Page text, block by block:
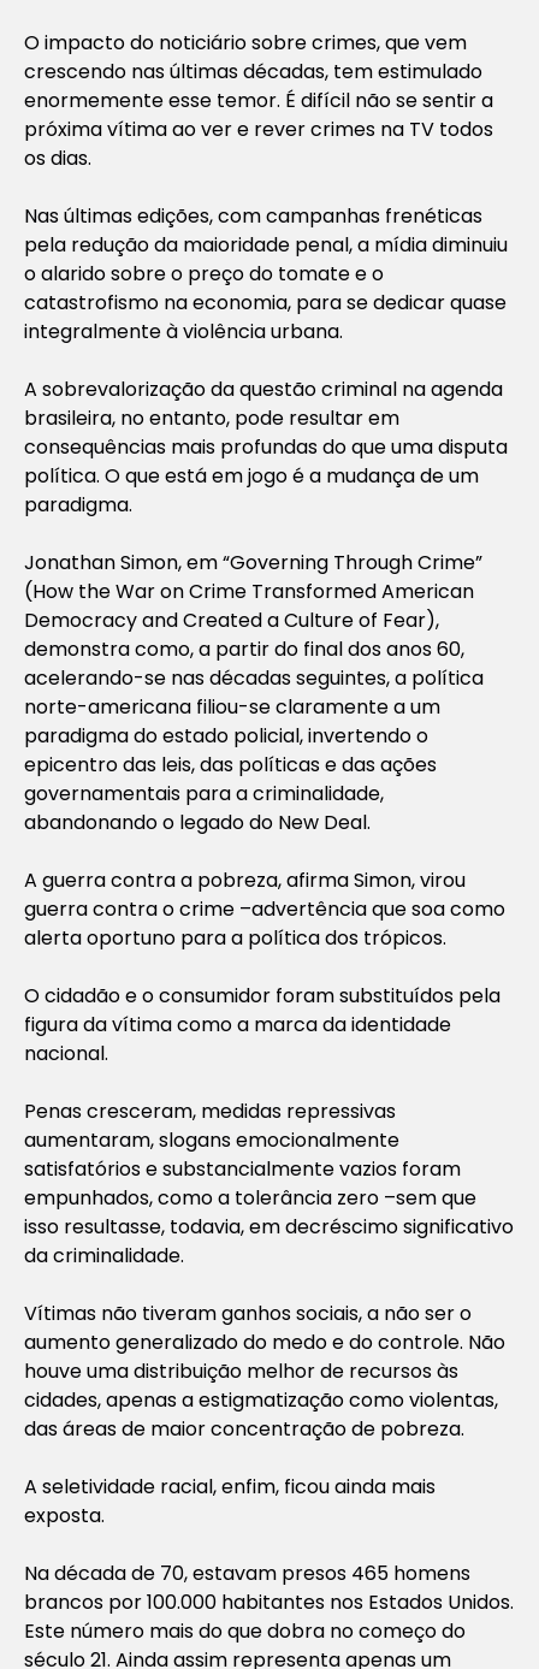
O impacto do noticiário sobre crimes, que vem
crescendo nas últimas décadas, tem estimulado
enormemente esse temor. É difícil não se sentir a
próxima vítima ao ver e rever crimes na TV todos
os dias.
Nas últimas edições, com campanhas frenéticas
pela redução da maioridade penal, a mídia diminuiu
o alarido sobre o preço do tomate e o
catastrofismo na economia, para se dedicar quase
integralmente à violência urbana.
A sobrevalorização da questão criminal na agenda
brasileira, no entanto, pode resultar em
consequências mais profundas do que uma disputa
política. O que está em jogo é a mudança de um
paradigma.
Jonathan Simon, em “Governing Through Crime”
(How the War on Crime Transformed American
Democracy and Created a Culture of Fear),
demonstra como, a partir do final dos anos 60,
acelerando-se nas décadas seguintes, a política
norte-americana filiou-se claramente a um
paradigma do estado policial, invertendo o
epicentro das leis, das políticas e das ações
governamentais para a criminalidade,
abandonando o legado do New Deal.
A guerra contra a pobreza, afirma Simon, virou
guerra contra o crime –advertência que soa como
alerta oportuno para a política dos trópicos.
O cidadão e o consumidor foram substituídos pela
figura da vítima como a marca da identidade
nacional.
Penas cresceram, medidas repressivas
aumentaram, slogans emocionalmente
satisfatórios e substancialmente vazios foram
empunhados, como a tolerância zero –sem que
isso resultasse, todavia, em decréscimo significativo
da criminalidade.
Vítimas não tiveram ganhos sociais, a não ser o
aumento generalizado do medo e do controle. Não
houve uma distribuição melhor de recursos às
cidades, apenas a estigmatização como violentas,
das áreas de maior concentração de pobreza.
A seletividade racial, enfim, ficou ainda mais
exposta.
Na década de 70, estavam presos 465 homens
brancos por 100.000 habitantes nos Estados Unidos.
Este número mais do que dobra no começo do
século 21. Ainda assim representa apenas um